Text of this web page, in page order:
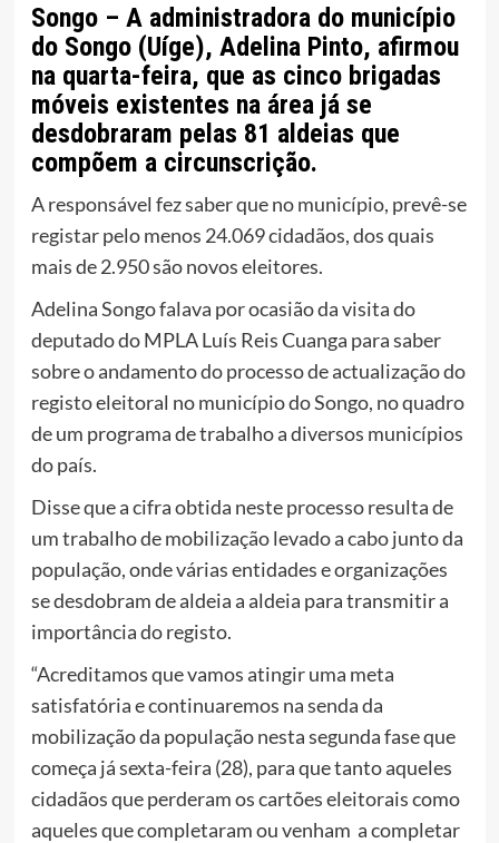
Songo – A administradora do município
do Songo (Uíge), Adelina Pinto, afirmou
na quarta-feira, que as cinco brigadas
móveis existentes na área já se
desdobraram pelas 81 aldeias que
compõem a circunscrição.
A responsável fez saber que no município, prevê-se
registar pelo menos 24.069 cidadãos, dos quais
mais de 2.950 são novos eleitores.
Adelina Songo falava por ocasião da visita do
deputado do MPLA Luís Reis Cuanga para saber
sobre o andamento do processo de actualização do
registo eleitoral no município do Songo, no quadro
de um programa de trabalho a diversos municípios
do país.
Disse que a cifra obtida neste processo resulta de
um trabalho de mobilização levado a cabo junto da
população, onde várias entidades e organizações
se desdobram de aldeia a aldeia para transmitir a
importância do registo.
“Acreditamos que vamos atingir uma meta
satisfatória e continuaremos na senda da
mobilização da população nesta segunda fase que
começa já sexta-feira (28), para que tanto aqueles
cidadãos que perderam os cartões eleitorais como
aqueles que completaram ou venham a completar